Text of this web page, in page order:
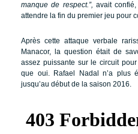
manque de respect.”, avait
attendre la fin du premier jeu pour
Après cette attaque verbale
Manacor, la question était de
assez puissante sur le circuit pour
que oui. Rafael Nadal n’a plus
jusqu’au début de la saison 2016.